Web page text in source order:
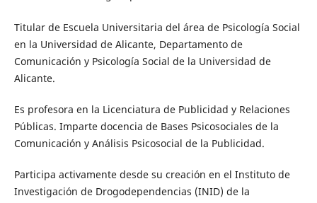
Titular de Escuela Universitaria del área de Psicología Social
en la Universidad de Alicante, Departamento de
Comunicación y Psicología Social de la Universidad de
Alicante.
Es profesora en la Licenciatura de Publicidad y Relaciones
Públicas. Imparte docencia de Bases Psicosociales de la
Comunicación y Análisis Psicosocial de la Publicidad.
Participa activamente desde su creación en el Instituto de
Investigación de Drogodependencias (INID) de la